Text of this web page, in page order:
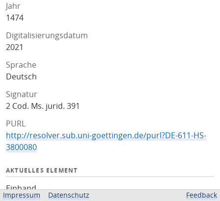
Jahr
1474
Digitalisierungsdatum
2021
Sprache
Deutsch
Signatur
2 Cod. Ms. jurid. 391
PURL
http://resolver.sub.uni-goettingen.de/purl?DE-611-HS-
3800080
AKTUELLES ELEMENT
Einband
Impressum Datenschutz Feedback